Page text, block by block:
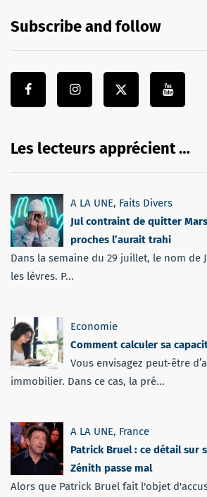
Subscribe and follow
Les lecteurs apprécient …
A LA UNE, Faits Divers
Jul contraint de quitter
proches l’aurait trahi
Dans la semaine du 29 juillet, le nom de
les lèvres. P...
Economie
Comment calculer sa
Vous envisagez peut-être
immobilier. Dans ce cas, la pré...
A LA UNE, France
Patrick Bruel : ce détail sur
Zénith passe mal
Alors que Patrick Bruel fait l'objet